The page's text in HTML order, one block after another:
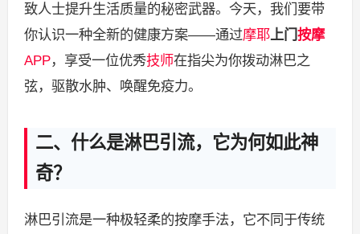
致人士提升生活质量的秘密武器。今天，我们要带
你认识一种全新的健康方案——通过摩耶上门按摩
APP，享受一位优秀技师在指尖为你拨动淋巴之
弦，驱散水肿、唤醒免疫力。
二、什么是淋巴引流，它为何如此神
奇？
淋巴引流是一种极轻柔的按摩手法，它不同于传统